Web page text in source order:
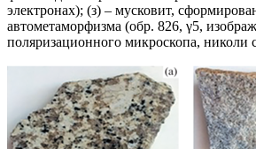
электронах); (з) – мусковит,
автометаморфизма (обр. 826, γ5,
поляризационного микроскопа, николи